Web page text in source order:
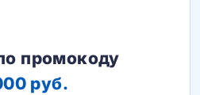
промокоду
руб.